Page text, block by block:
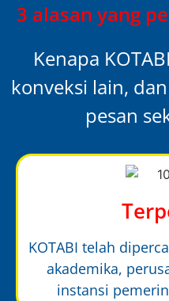
3 alasan yang
Kenapa
konveksi lain,
pesan
KOTABI telah
akademika,
instansi